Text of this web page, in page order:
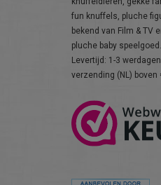
fun knuffels, pluche
bekend van Film & TV
pluche baby speelgoed.
Levertijd: 1-3
verzending (NL) boven